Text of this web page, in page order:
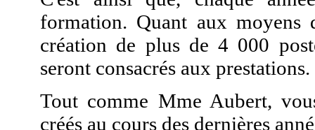
formation. Quant aux
création de plus de 4 000
seront consacrés aux prestations.
Tout comme Mme Aubert,
créés au cours des dernières